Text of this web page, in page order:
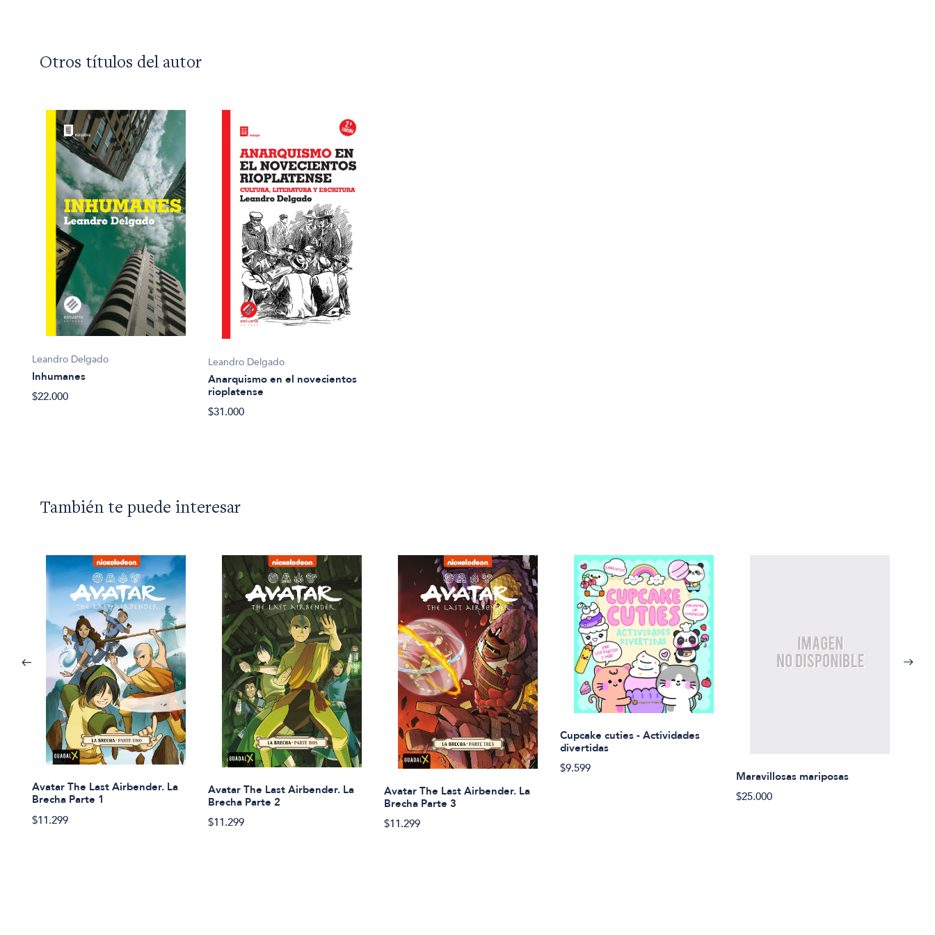
Otros títulos del autor
Leandro Delgado
Inhumanes
$22.000
Leandro Delgado
Anarquismo en el novecientos
rioplatense
$31.000
También te puede interesar
Avatar The Last Airbender. La
Brecha Parte 1
$11.299
Avatar The Last Airbender. La
Brecha Parte 2
$11.299
Avatar The Last Airbender. La
Brecha Parte 3
$11.299
Cupcake cuties - Actividades
divertidas
$9.599
Maravillosas mariposas
$25.000